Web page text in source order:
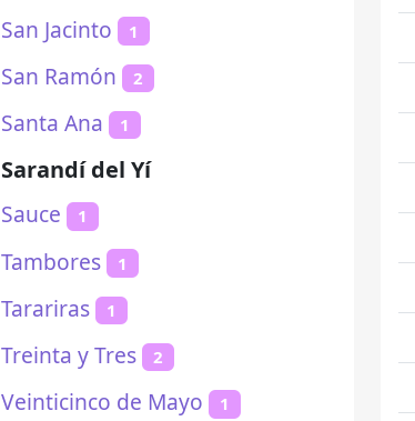
San Jacinto 1
San Ramón 2
Santa Ana 1
Sarandí del Yí
Sauce 1
Tambores 1
Tarariras 1
Treinta y Tres 2
Veinticinco de Mayo 1